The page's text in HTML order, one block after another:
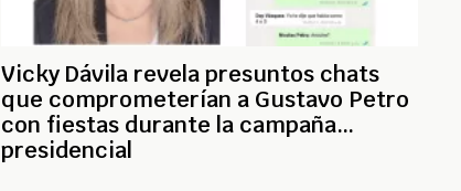
Vicky Dávila revela presuntos chats
que comprometerían a Gustavo Petro
con fiestas durante la campaña
presidencial